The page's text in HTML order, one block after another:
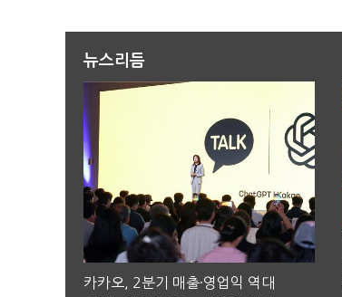
뉴스리듬
카카오, 2분기 매출·영업익 역대